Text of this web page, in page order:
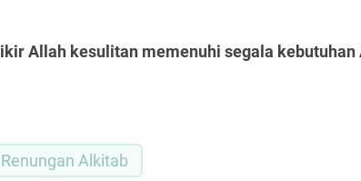
Allah kesulitan memenuhi segala kebutuhan
Alkitab